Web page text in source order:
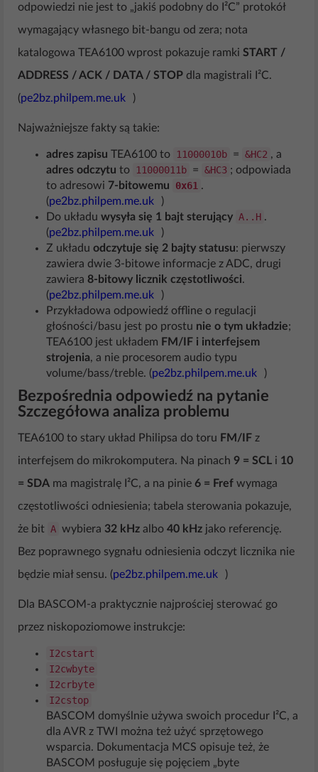
odpowiedzi nie jest to „jakiś podobny do I²C” protokół
wymagający własnego bit-bangu od zera; nota
katalogowa TEA6100 wprost pokazuje ramki START /
ADDRESS / ACK / DATA / STOP dla magistrali I²C.
(pe2bz.philpem.me.uk )
Najważniejsze fakty są takie:
adres zapisu TEA6100 to 11000010b = &HC2 , a
adres odczytu to 11000011b = &HC3 ; odpowiada
to adresowi 7-bitowemu 0x61 .
(pe2bz.philpem.me.uk
)
Do układu wysyła się 1 bajt sterujący A..H .
(pe2bz.philpem.me.uk
)
Z układu odczytuje się 2 bajty statusu: pierwszy
zawiera dwie 3-bitowe informacje z ADC, drugi
zawiera 8-bitowy licznik częstotliwości.
(pe2bz.philpem.me.uk
)
Przykładowa odpowiedź offline o regulacji
głośności/basu jest po prostu nie o tym układzie;
TEA6100 jest układem FM/IF i interfejsem
strojenia, a nie procesorem audio typu
volume/bass/treble. (pe2bz.philpem.me.uk )
Bezpośrednia odpowiedź na pytanie
Szczegółowa analiza problemu
TEA6100 to stary układ Philipsa do toru FM/IF z
interfejsem do mikrokomputera. Na pinach 9 = SCL i 10
= SDA ma magistralę I²C, a na pinie 6 = Fref wymaga
częstotliwości odniesienia; tabela sterowania pokazuje,
że bit A wybiera 32 kHz albo 40 kHz jako referencję.
Bez poprawnego sygnału odniesienia odczyt licznika nie
będzie miał sensu. (pe2bz.philpem.me.uk )
Dla BASCOM-a praktycznie najprościej sterować go
przez niskopoziomowe instrukcje:
I2cstart
I2cwbyte
I2crbyte
I2cstop
BASCOM domyślnie używa swoich procedur I²C, a
dla AVR z TWI można też użyć sprzętowego
wsparcia. Dokumentacja MCS opisuje też, że
BASCOM posługuje się pojęciem „byte